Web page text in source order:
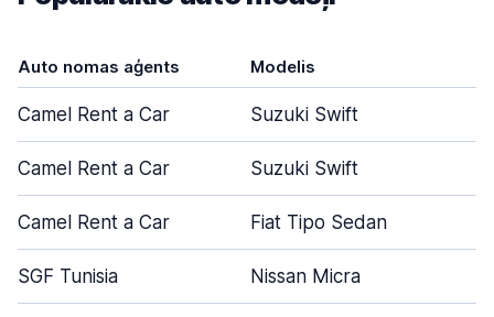
Auto nomas aģents Modelis
Camel Rent a Car Suzuki Swift
Camel Rent a Car Suzuki Swift
Camel Rent a Car Fiat Tipo Sedan
SGF Tunisia Nissan Micra